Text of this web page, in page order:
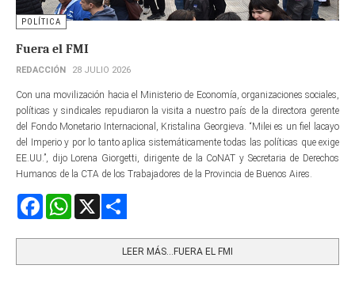
POLÍTICA
Fuera el FMI
REDACCIÓN 28 JULIO 2026
Con una movilización hacia el Ministerio de Economía, organizaciones sociales,
políticas y sindicales repudiaron la visita a nuestro país de la directora gerente​
del Fondo Monetario Internacional, Kristalina Georgieva. “Milei es un fiel lacayo
del Imperio y por lo tanto aplica sistemáticamente todas las políticas que exige
EE.UU.”, dijo Lorena Giorgetti, dirigente de la CoNAT y Secretaria de Derechos
Humanos de la CTA de los Trabajadores de la Provincia de Buenos Aires.
FacebookWhatsApp
LEER MÁS…FUERA EL FMI